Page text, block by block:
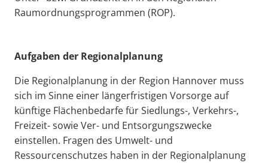
Raumordnungsprogrammen (ROP).
Aufgaben der Regionalplanung
Die Regionalplanung in der Region Hannover muss
sich im Sinne einer längerfristigen Vorsorge auf
künftige Flächenbedarfe für Siedlungs-, Verkehrs-,
Freizeit- sowie Ver- und Entsorgungszwecke
einstellen. Fragen des Umwelt- und
Ressourcenschutzes haben in der Regionalplanung